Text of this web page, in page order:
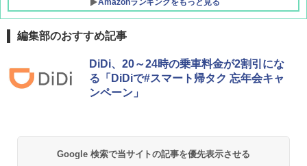
Amazonランキングをもっと見る
編集部のおすすめ記事
DiDi、20～24時の乗車料金が2割引にな
る「DiDiで#スマート帰タク 忘年会キャ
ンペーン」
Google 検索で当サイトの記事を優先表示させる